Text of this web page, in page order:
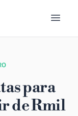
para
de Rmil